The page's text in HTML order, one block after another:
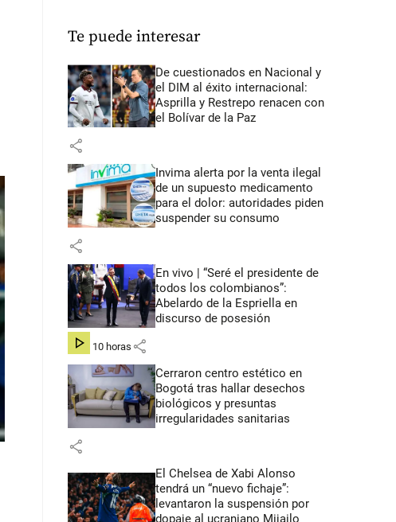
Te puede interesar
De cuestionados en Nacional y
el DIM al éxito internacional:
Asprilla y Restrepo renacen con
el Bolívar de la Paz
share
Invima alerta por la venta ilegal
de un supuesto medicamento
para el dolor: autoridades piden
suspender su consumo
share
En vivo | “Seré el presidente de
todos los colombianos”:
Abelardo de la Espriella en
discurso de posesión
hace 10 horas share
Cerraron centro estético en
Bogotá tras hallar desechos
biológicos y presuntas
irregularidades sanitarias
share
El Chelsea de Xabi Alonso
tendrá un “nuevo fichaje”:
levantaron la suspensión por
dopaje al ucraniano Mijailo